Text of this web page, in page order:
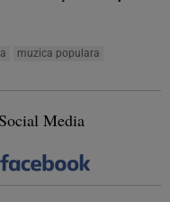
muzica populara
Media